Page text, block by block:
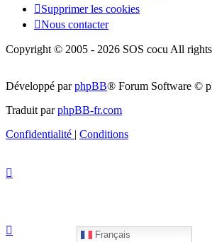
Français
Supprimer les cookies
Nous contacter
Copyright © 2005 - 2026 SOS cocu All rights
Développé parphpBB® Forum Software ©
Traduit parphpBB-fr.com
Confidentialité | Conditions